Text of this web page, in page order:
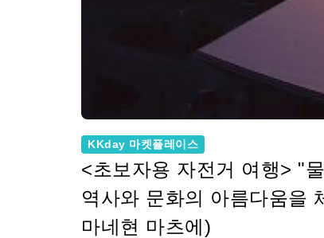
KKday 마켓플레이스
<초보자용 자전거 여행> "
역사와 문화의 아름다움을
마네현 마츠에)